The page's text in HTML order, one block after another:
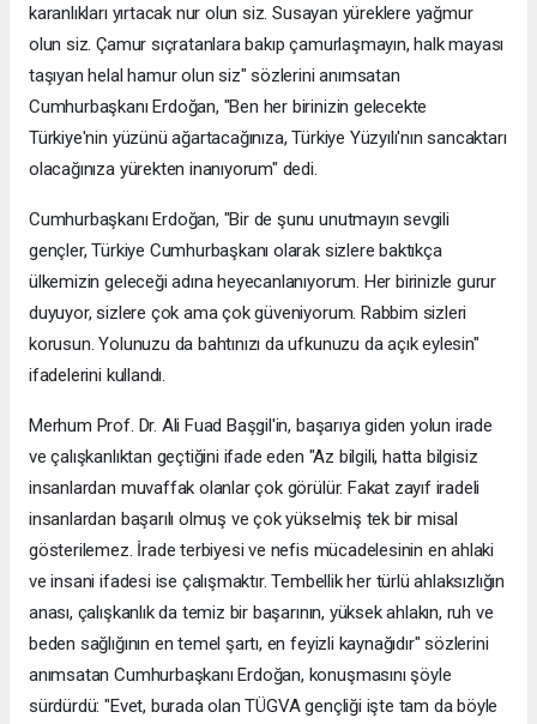
karanlıkları yırtacak nur olun siz. Susayan yüreklere yağmur
olun siz. Çamur sıçratanlara bakıp çamurlaşmayın, halk mayası
taşıyan helal hamur olun siz" sözlerini anımsatan
Cumhurbaşkanı Erdoğan, "Ben her birinizin gelecekte
Türkiye'nin yüzünü ağartacağınıza, Türkiye Yüzyılı'nın sancaktarı
olacağınıza yürekten inanıyorum" dedi.
Cumhurbaşkanı Erdoğan, "Bir de şunu unutmayın sevgili
gençler, Türkiye Cumhurbaşkanı olarak sizlere baktıkça
ülkemizin geleceği adına heyecanlanıyorum. Her birinizle gurur
duyuyor, sizlere çok ama çok güveniyorum. Rabbim sizleri
korusun. Yolunuzu da bahtınızı da ufkunuzu da açık eylesin"
ifadelerini kullandı.
Merhum Prof. Dr. Ali Fuad Başgil'in, başarıya giden yolun irade
ve çalışkanlıktan geçtiğini ifade eden "Az bilgili, hatta bilgisiz
insanlardan muvaffak olanlar çok görülür. Fakat zayıf iradeli
insanlardan başarılı olmuş ve çok yükselmiş tek bir misal
gösterilemez. İrade terbiyesi ve nefis mücadelesinin en ahlaki
ve insani ifadesi ise çalışmaktır. Tembellik her türlü ahlaksızlığın
anası, çalışkanlık da temiz bir başarının, yüksek ahlakın, ruh ve
beden sağlığının en temel şartı, en feyizli kaynağıdır" sözlerini
anımsatan Cumhurbaşkanı Erdoğan, konuşmasını şöyle
sürdürdü: "Evet, burada olan TÜGVA gençliği işte tam da böyle